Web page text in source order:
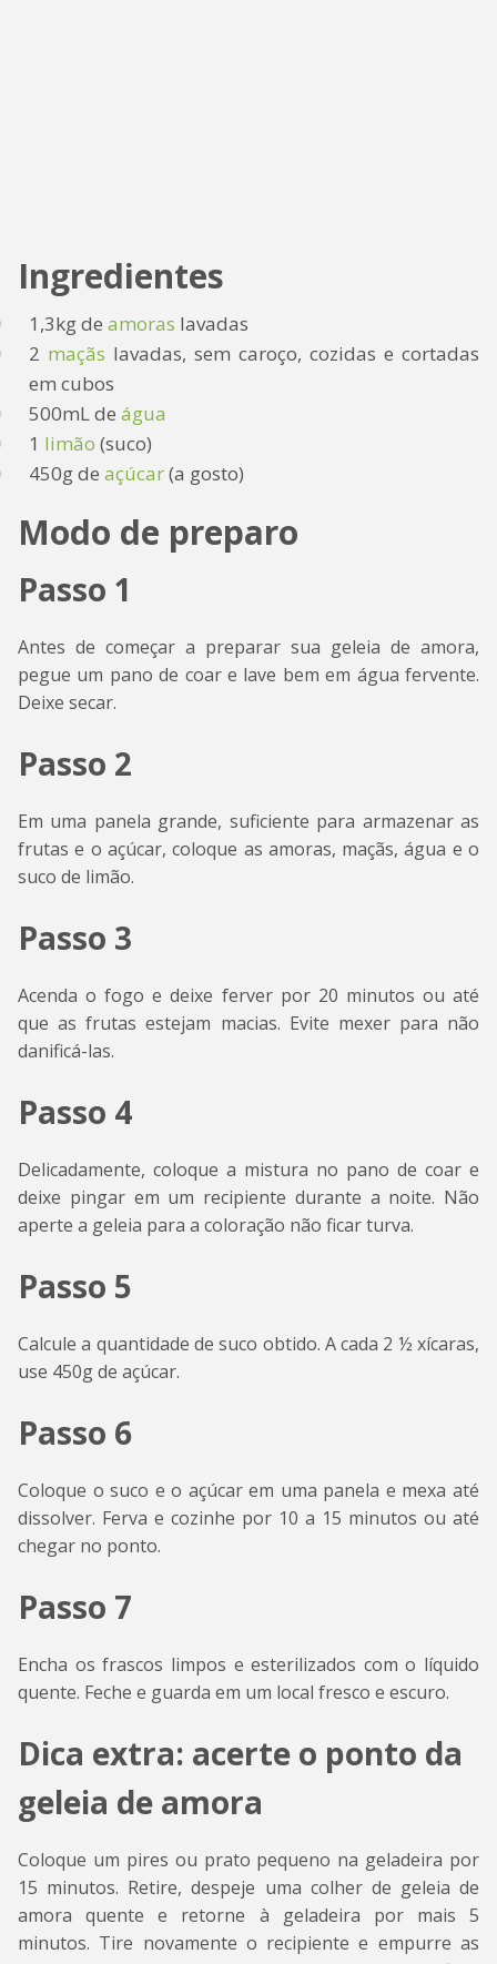
Ingredientes
1,3kg de amoras lavadas
2 maçãs lavadas, sem caroço, cozidas e cortadas
em cubos
500mL de água
1 limão (suco)
450g de açúcar(a gosto)
Modo de preparo
Passo 1
Antes de começar a preparar sua geleia de amora,
pegue um pano de coar e lave bem em água fervente.
Deixe secar.
Passo 2
Em uma panela grande, suficiente para armazenar as
frutas e o açúcar, coloque as amoras, maçãs, água e o
suco de limão.
Passo 3
Acenda o fogo e deixe ferver por 20 minutos ou até
que as frutas estejam macias. Evite mexer para não
danificá-las.
Passo 4
Delicadamente, coloque a mistura no pano de coar e
deixe pingar em um recipiente durante a noite. Não
aperte a geleia para a coloração não ficar turva.
Passo 5
Calcule a quantidade de suco obtido. A cada 2 ½ xícaras,
use 450g de açúcar.
Passo 6
Coloque o suco e o açúcar em uma panela e mexa até
dissolver. Ferva e cozinhe por 10 a 15 minutos ou até
chegar no ponto.
Passo 7
Encha os frascos limpos e esterilizados com o líquido
quente. Feche e guarda em um local fresco e escuro.
Dica extra: acerte o ponto da
geleia de amora
Coloque um pires ou prato pequeno na geladeira por
15 minutos. Retire, despeje uma colher de geleia de
amora quente e retorne à geladeira por mais 5
minutos. Tire novamente o recipiente e empurre as